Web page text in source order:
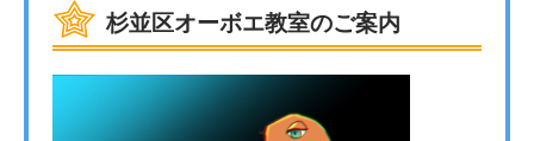
杉並区オーボエ教室のご案内